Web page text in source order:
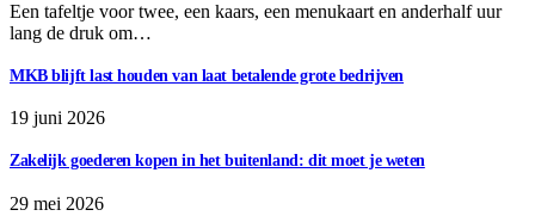
Een tafeltje voor twee, een kaars, een menukaart en anderhalf uur
lang de druk om…
MKB blijft last houden van laat betalende grote bedrijven
19 juni 2026
Zakelijk goederen kopen in het buitenland: dit moet je weten
29 mei 2026